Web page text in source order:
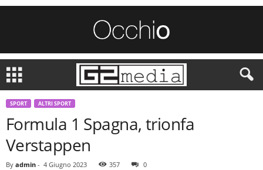
SPORT ALTRI SPORT
Formula 1 Spagna, trionfa
Verstappen
By admin - 4 Giugno 2023 357 0